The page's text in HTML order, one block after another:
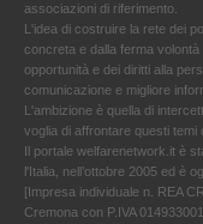
associazioni di riferimento.
L'idea di costruire la rete dei
concreta e dalla ferma
opportunità e dei diritti alla
comunicazione e migliore
L'ambizione è quella di
voglia di affrontare questi temi
Il portale welfarenetwork.it è
l'Italia, nell’ottobre 2005 ed è
[Impresa individuale n. REA
Cremona con P.IVA